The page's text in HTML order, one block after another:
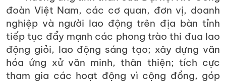
đoàn Việt Nam, các cơ quan, đơn vị, doanh
nghiệp và người lao động trên địa bàn tỉnh
tiếp tục đẩy mạnh các phong trào thi đua lao
động giỏi, lao động sáng tạo; xây dựng văn
hóa ứng xử văn minh, thân thiện; tích cực
tham gia các hoạt động vì cộng đồng, góp